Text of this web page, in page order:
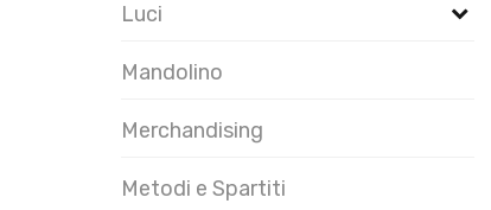
Luci
Mandolino
Merchandising
Metodi e Spartiti